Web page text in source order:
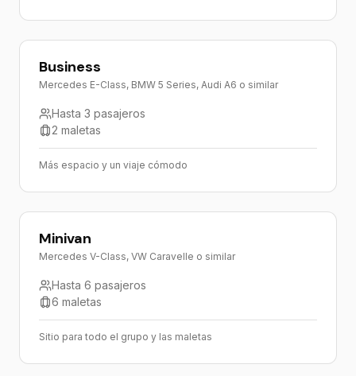
Business
Mercedes E-Class, BMW 5 Series, Audi A6 o similar
Hasta 3 pasajeros
2 maletas
Más espacio y un viaje cómodo
Minivan
Mercedes V-Class, VW Caravelle o similar
Hasta 6 pasajeros
6 maletas
Sitio para todo el grupo y las maletas